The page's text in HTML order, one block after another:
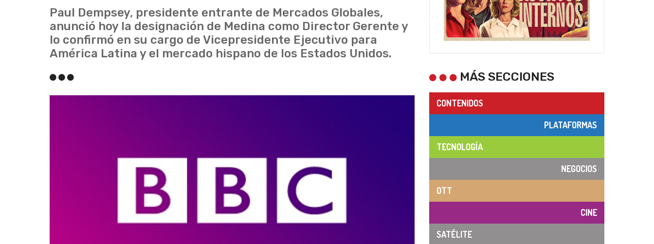
Paul Dempsey, presidente entrante de Mercados Globales,
anunció hoy la designación de Medina como Director Gerente y
lo confirmó en su cargo de Vicepresidente Ejecutivo para
América Latina y el mercado hispano de los Estados Unidos.
MÁS SECCIONES
CONTENIDOS
PLATAFORMAS
TECNOLOGÍA
NEGOCIOS
OTT
CINE
SATÉLITE